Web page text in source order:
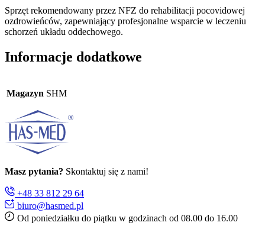
Sprzęt rekomendowany przez NFZ do rehabilitacji pocovidowej
ozdrowieńców, zapewniający profesjonalne wsparcie w leczeniu
schorzeń układu oddechowego.
Informacje dodatkowe
Magazyn SHM
Masz pytania? Skontaktuj się z nami!
+48 33 812 29 64
biuro@hasmed.pl
Od poniedziałku do piątku w godzinach od 08.00 do 16.00